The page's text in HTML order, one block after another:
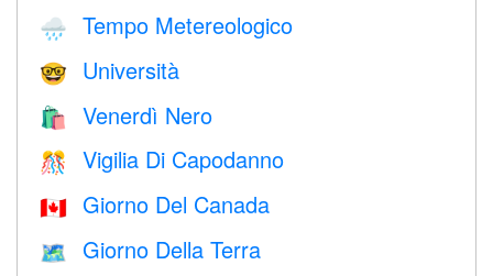
🌧 Tempo Metereologico
🤓 Università
🛍 Venerdì Nero
🎊 Vigilia Di Capodanno
🇨🇦 Giorno Del Canada
🗺️ Giorno Della Terra